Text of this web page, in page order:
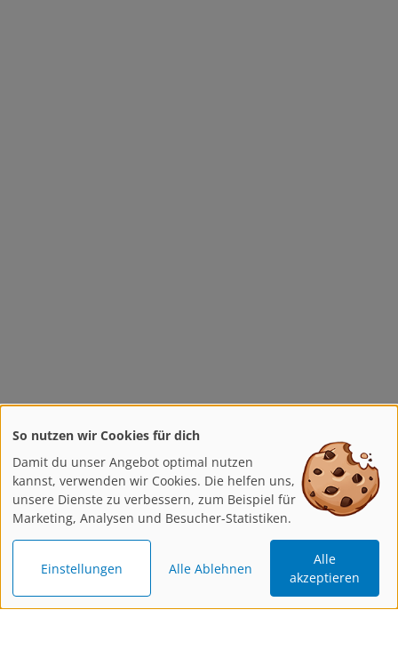
So nutzen wir Cookies für dich
Damit du unser Angebot optimal nutzen
kannst, verwenden wir Cookies. Die helfen uns,
unsere Dienste zu verbessern, zum Beispiel für
Marketing, Analysen und Besucher-Statistiken.
Einstellungen Alle Ablehnen
Alle
akzeptieren